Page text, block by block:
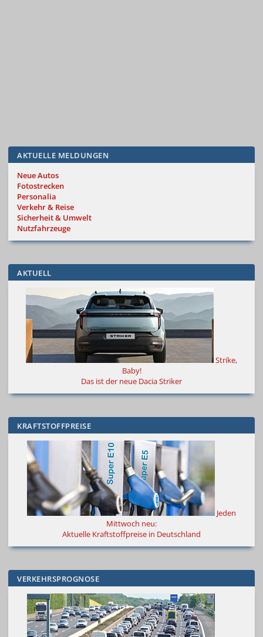
AKTUELLE MELDUNGEN
Neue Autos
Fotostrecken
Personalia
Verkehr & Reise
Sicherheit & Umwelt
Nutzfahrzeuge
AKTUELL
Strike,
Baby!
Das ist der neue Dacia Striker
KRAFTSTOFFPREISE
Jeden
Mittwoch neu:
Aktuelle Kraftstoffpreise in Deutschland
VERKEHRSPROGNOSE